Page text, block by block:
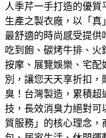
人季芹一手打造的優
生產之製衣廠，以「真
最舒適的時尚感受提供
吃到飽、碳烤牛排、
按摩、展覽娛樂、宅配
別，讓您天天享折扣，
臭！台灣製造，累積超
技，長效消臭力絕對可
質服務」的核心理念